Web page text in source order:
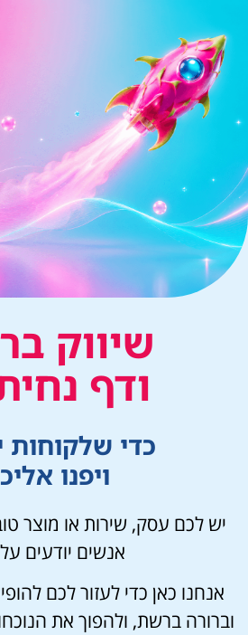
שיווק
ודף
כדי שלקוחות
ויפנו
יש לכם עסק, שירות או מוצר
אנשים יודעים
אנחנו כאן כדי לעזור לכם
וברורה ברשת, ולהפוך את